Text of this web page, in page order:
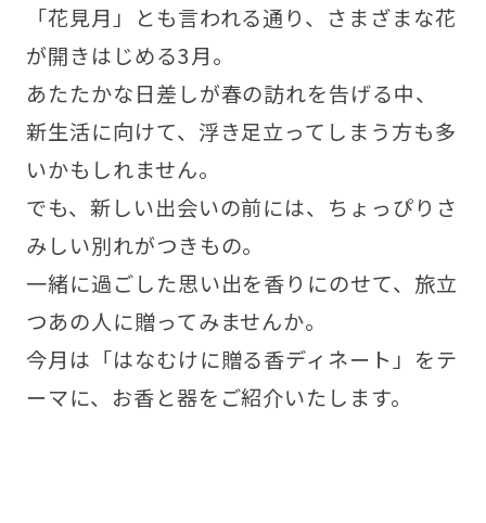
「花見月」とも言われる通り、さまざまな花
が開きはじめる3月。
あたたかな日差しが春の訪れを告げる中、
新生活に向けて、浮き足立ってしまう方も多
いかもしれません。
でも、新しい出会いの前には、ちょっぴりさ
みしい別れがつきもの。
一緒に過ごした思い出を香りにのせて、旅立
つあの人に贈ってみませんか。
今月は「はなむけに贈る香ディネート」をテ
ーマに、お香と器をご紹介いたします。